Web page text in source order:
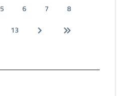
5 6 7
8
13